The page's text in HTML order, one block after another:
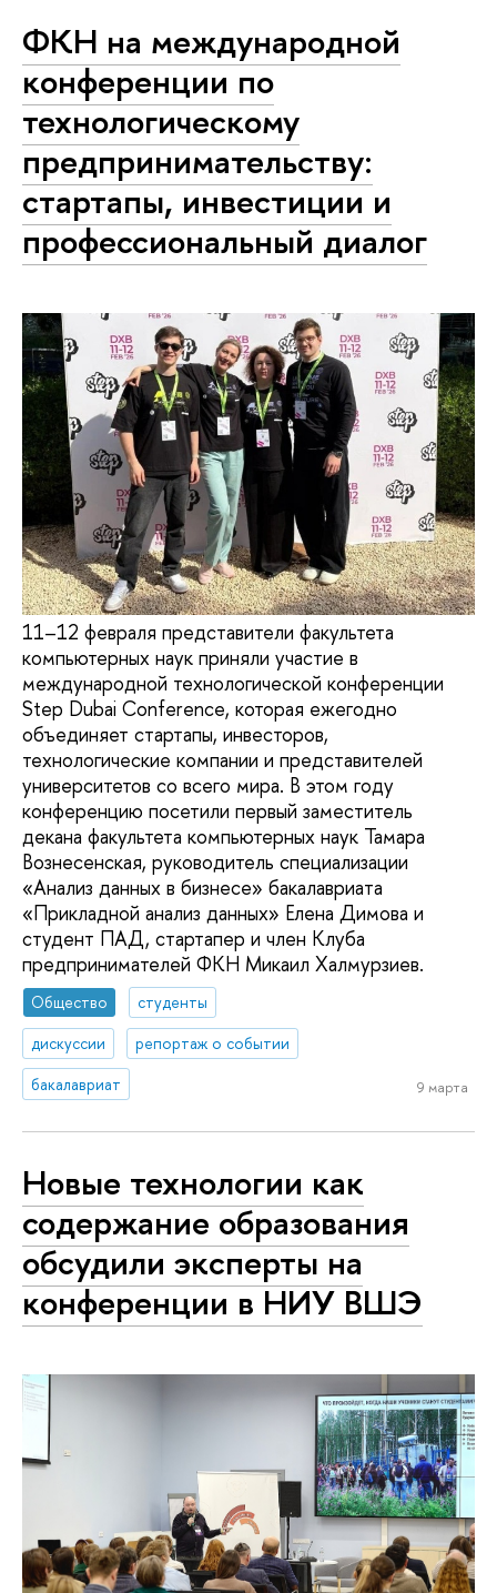
ФКН на международной
конференции по
технологическому
предпринимательству:
стартапы, инвестиции и
профессиональный диалог
11–12 февраля представители факультета
компьютерных наук приняли участие в
международной технологической конференции
Step Dubai Conference, которая ежегодно
объединяет стартапы, инвесторов,
технологические компании и представителей
университетов со всего мира. В этом году
конференцию посетили первый заместитель
декана факультета компьютерных наук Тамара
Вознесенская, руководитель специализации
«Анализ данных в бизнесе» бакалавриата
«Прикладной анализ данных» Елена Димова и
студент ПАД, стартапер и член Клуба
предпринимателей ФКН Микаил Халмурзиев.
Общество
студенты
дискуссии
репортаж о событии
бакалавриат
9 марта
Новые технологии как
содержание образования
обсудили эксперты на
конференции в НИУ ВШЭ